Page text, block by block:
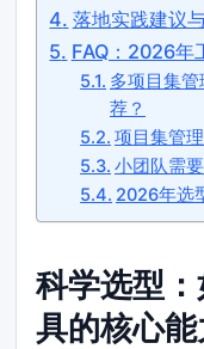
落地实践建议
FAQ：2026年
多项目集
荐？
项目集管
小团队需
2026年选
科学选型
具的核心能